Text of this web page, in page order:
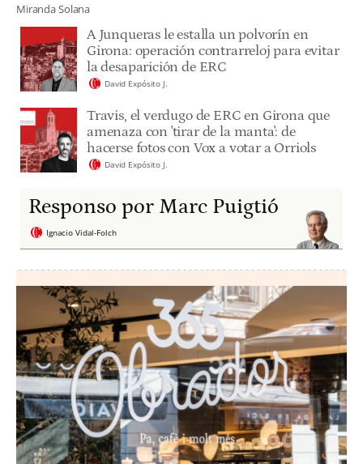
Miranda Solana
A Junqueras le estalla un polvorín en
Girona: operación contrarreloj para evitar
la desaparición de ERC
David Expósito J.
Travis, el verdugo de ERC en Girona que
amenaza con 'tirar de la manta': de
hacerse fotos con Vox a votar a Orriols
David Expósito J.
Responso por Marc Puigtió
Ignacio Vidal-Folch